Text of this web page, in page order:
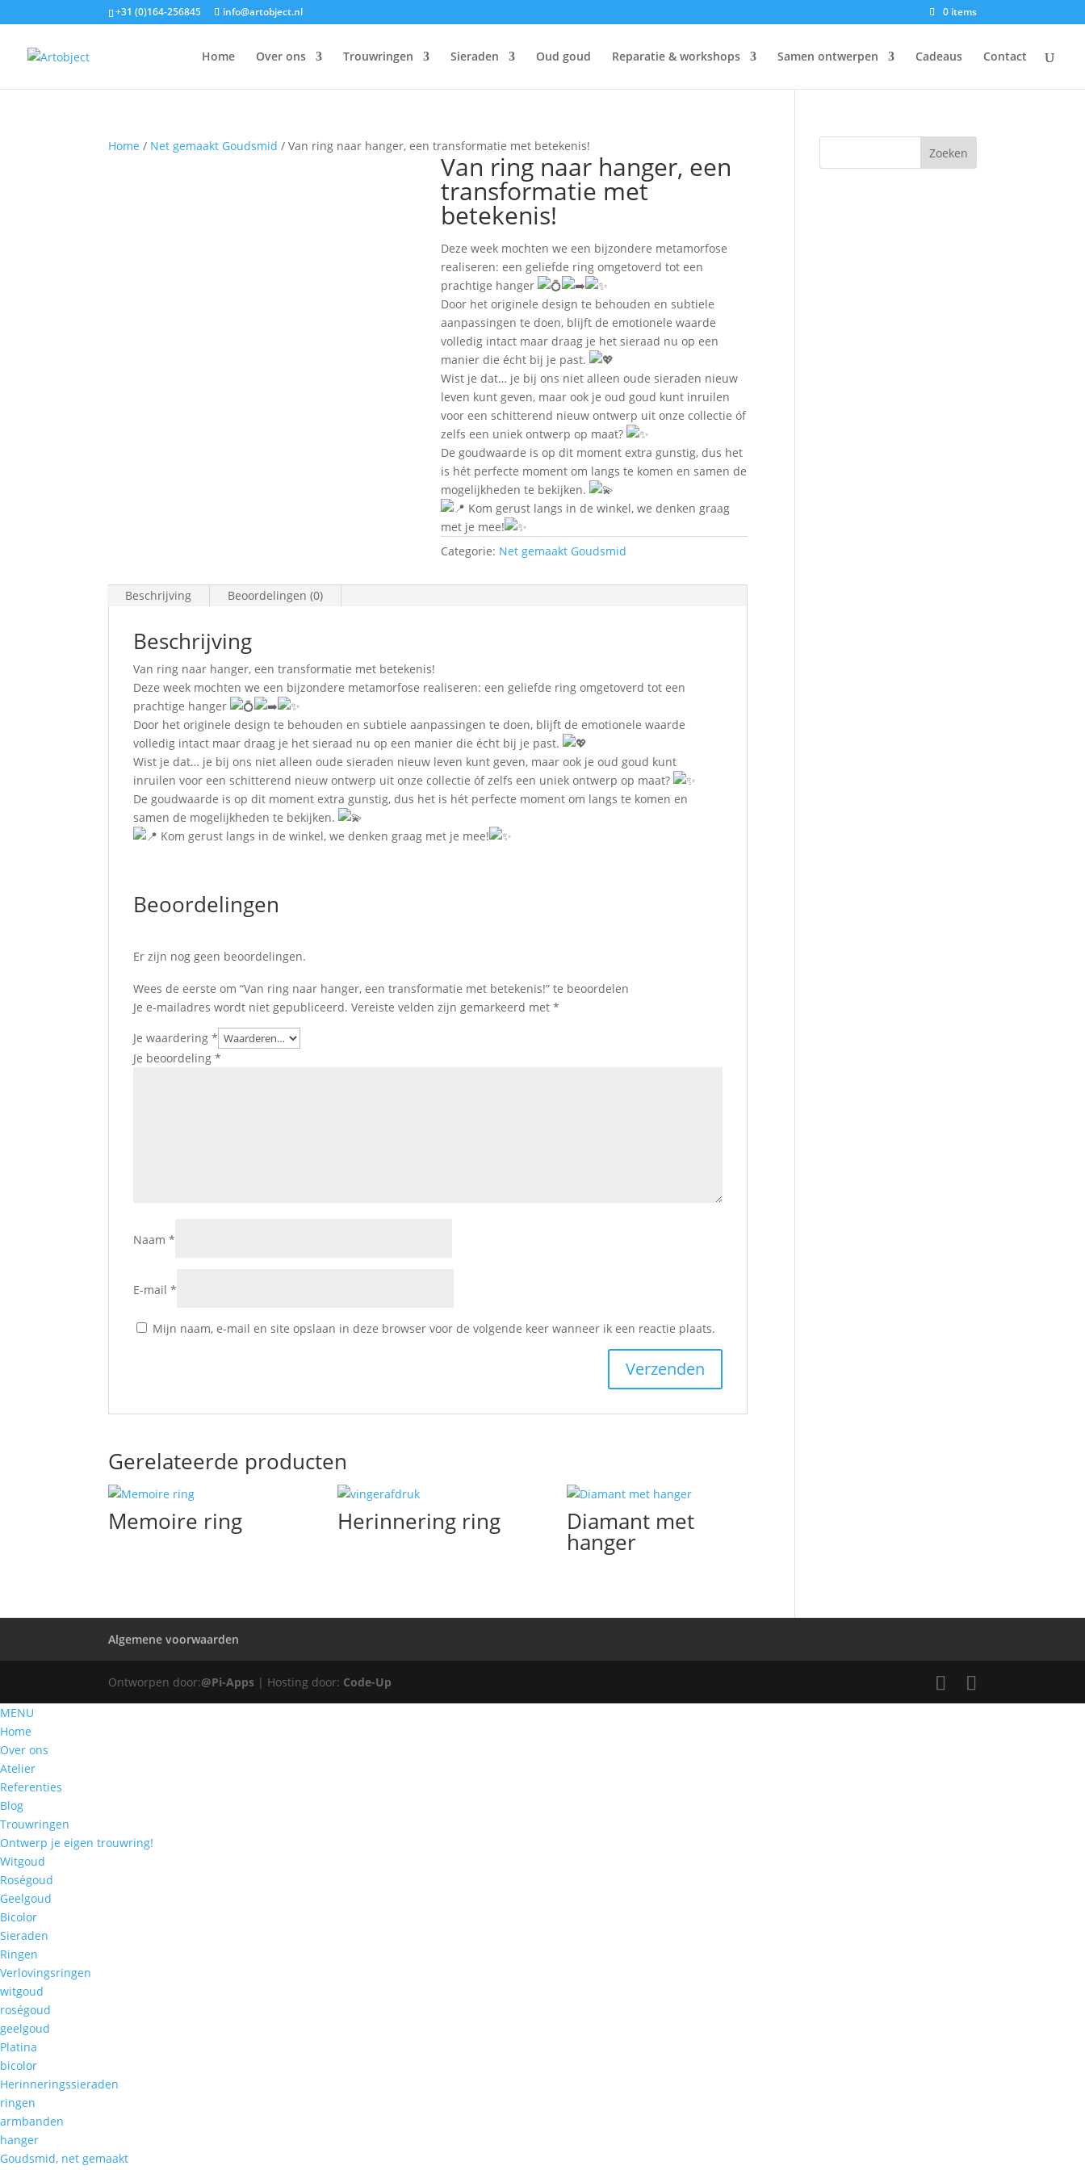
+31 (0)164-256845 info@artobject.nl 0 items
Home Over ons Trouwringen Sieraden Oud goud Reparatie & workshops Samen ontwerpen Cadeaus Contact
Home / Net gemaakt Goudsmid / Van ring naar hanger, een transformatie met betekenis!
Van ring naar hanger, een
transformatie met
betekenis!
Deze week mochten we een bijzondere metamorfose
realiseren: een geliefde ring omgetoverd tot een
prachtige hanger
Door het originele design te behouden en subtiele
aanpassingen te doen, blijft de emotionele waarde
volledig intact maar draag je het sieraad nu op een
manier die écht bij je past.
Wist je dat… je bij ons niet alleen oude sieraden nieuw
leven kunt geven, maar ook je oud goud kunt inruilen
voor een schitterend nieuw ontwerp uit onze collectie óf
zelfs een uniek ontwerp op maat?
De goudwaarde is op dit moment extra gunstig, dus het
is hét perfecte moment om langs te komen en samen de
mogelijkheden te bekijken.
Kom gerust langs in de winkel, we denken graag
met je mee!
Categorie: Net gemaakt Goudsmid
Beschrijving Beoordelingen (0)
Beschrijving
Van ring naar hanger, een transformatie met betekenis!
Deze week mochten we een bijzondere metamorfose realiseren: een geliefde ring omgetoverd tot een
prachtige hanger
Door het originele design te behouden en subtiele aanpassingen te doen, blijft de emotionele waarde
volledig intact maar draag je het sieraad nu op een manier die écht bij je past.
Wist je dat… je bij ons niet alleen oude sieraden nieuw leven kunt geven, maar ook je oud goud kunt
inruilen voor een schitterend nieuw ontwerp uit onze collectie óf zelfs een uniek ontwerp op maat?
De goudwaarde is op dit moment extra gunstig, dus het is hét perfecte moment om langs te komen en
samen de mogelijkheden te bekijken.
Kom gerust langs in de winkel, we denken graag met je mee!
Beoordelingen
Er zijn nog geen beoordelingen.
Wees de eerste om “Van ring naar hanger, een transformatie met betekenis!” te beoordelen
Je e-mailadres wordt niet gepubliceerd. Vereiste velden zijn gemarkeerd met*
Je waardering*
Je beoordeling*
Naam*
E-mail*
Mijn naam, e-mail en site opslaan in deze browser voor de volgende keer wanneer ik een reactie plaats.
Gerelateerde producten
Memoire ring Herinnering ring Diamant met
hanger
Algemene voorwaarden
Ontworpen door:@Pi-Apps | Hosting door: Code-Up
MENU
Home
Over ons
Atelier
Referenties
Blog
Trouwringen
Ontwerp je eigen trouwring!
Witgoud
Roségoud
Geelgoud
Bicolor
Sieraden
Ringen
Verlovingsringen
witgoud
roségoud
geelgoud
Platina
bicolor
Herinneringssieraden
ringen
armbanden
hanger
Goudsmid, net gemaakt